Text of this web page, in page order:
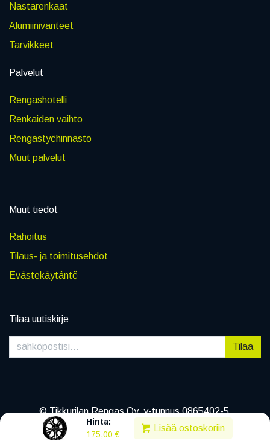
Hinta:
175,00 €
Lisää ostoskoriin
Nastarenkaat
Alumiinivanteet
Tarvikkeet
Palvelut
Rengashotelli
Renkaiden vaihto
Rengastyöhinnasto
Muut palvelut
Muut tiedot
Rahoitus
Tilaus- ja toimitusehdot
Evästekäytäntö
Tilaa uutiskirje
Tilaa
© Tikkurilan Rengas Oy, y-tunnus 0865402-5
|Tietosuojaseloste